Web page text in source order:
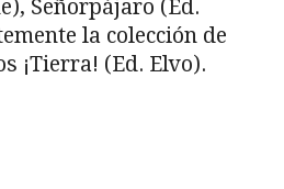
Señorpájaro (Ed.
la colección de
¡Tierra! (Ed. Elvo).